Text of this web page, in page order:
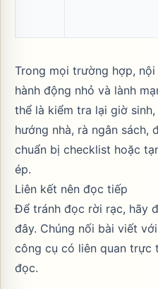
Trong mọi trường hợp,
hành động nhỏ và lành
thể là kiểm tra lại giờ
hướng nhà, rà ngân sách,
chuẩn bị checklist hoặc
ép.
Liên kết nên đọc tiếp
Để tránh đọc rời rạc, hãy
đây. Chúng nối bài viết
công cụ có liên quan trực
đọc.